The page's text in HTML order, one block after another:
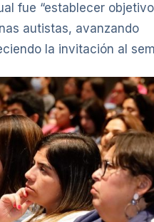
fue “establecer
autistas, avanzando
la invitación al